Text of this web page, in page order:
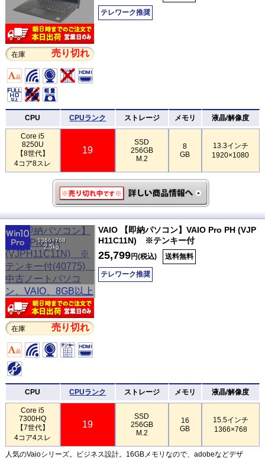
在庫 売り切れ
テレワーク推奨
CPU CPUランク ストレージ メモリ 液晶/解像度
Core i5
8250U
【8世代】
4コア8スレ
19
SSD
256GB
M.2
8
GB
13.3インチ
1920×1080
1366×768
2.5kg
在庫 売り切れ
VAIO 【即納パソコン】VAIO Pro PH (VJP
H11C11N) ※テンキー付
25,799円(税込) 送料無料
テレワーク推奨
CPU CPUランク ストレージ メモリ 液晶/解像度
Core i5
7300HQ
【7世代】
4コア4スレ
19
SSD
256GB
M.2
16
GB
15.5インチ
1366×768
人気のVaioシリーズ。ビジネス設計。16GBメモリなので、adobeなどデザ